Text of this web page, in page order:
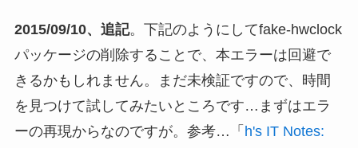
2015/09/10、追記。下記のようにしてfake-hwclock
パッケージの削除することで、本エラーは回避で
きるかもしれません。まだ未検証ですので、時間
を見つけて試してみたいところです…まずはエラ
ーの再現からなのですが。参考…「 h's IT Notes: